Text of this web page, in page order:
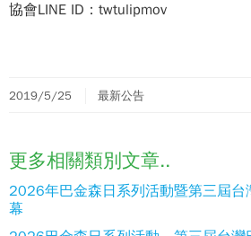
協會LINE ID：twtulipmov
2019/5/25 最新公告
更多相關類別文章..
2026年巴金森日系列活動暨第三屆台
幕